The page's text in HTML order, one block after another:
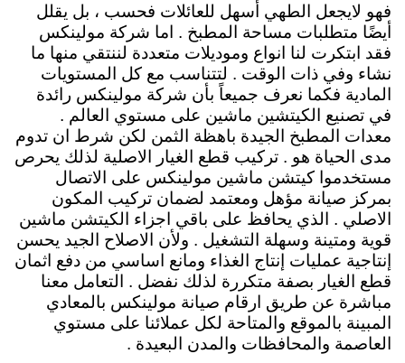
فهو لايجعل الطهي أسهل للعائلات فحسب ، بل يقلل
أيضًا متطلبات مساحة المطبخ . اما شركة مولينكس
فقد ابتكرت لنا انواع وموديلات متعددة لننتقي منها ما
نشاء وفي ذات الوقت . لتتناسب مع كل المستويات
المادية فكما نعرف جميعاً بأن شركة مولينكس رائدة
في تصنيع الكيتشين ماشين على مستوي العالم .
معدات المطبخ الجيدة باهظة الثمن لكن شرط ان تدوم
مدى الحياة هو . تركيب قطع الغيار الاصلية لذلك يحرص
مستخدموا كيتشن ماشين مولينكس على الاتصال
بمركز صيانة مؤهل ومعتمد لضمان تركيب المكون
الاصلي . الذي يحافظ على باقي اجزاء الكيتشن ماشين
قوية ومتينة وسهلة التشغيل . ولأن الاصلاح الجيد يحسن
إنتاجية عمليات إنتاج الغذاء ومانع اساسي من دفع اثمان
قطع الغيار بصفة متكررة لذلك نفضل . التعامل معنا
مباشرة عن طريق ارقام صيانة مولينكس بالمعادي
المبينة بالموقع والمتاحة لكل عملائنا على مستوي
العاصمة والمحافظات والمدن البعيدة .